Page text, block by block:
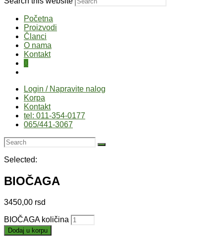
Početna
Proizvodi
Članci
O nama
Kontakt
0
Login / Napravite nalog
Korpa
Kontakt
tel: 011-354-0177
065/441-3067
Selected:
BIOČAGA
3450,00 rsd
BIOČAGA količina
Dodaj u korpu